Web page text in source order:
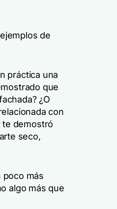
de
práctica una
que
¿O
con
te demostró
seco,
poco más
algo más que